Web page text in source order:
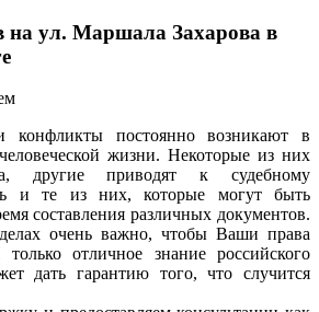
ул. Маршала Захарова в
постоянно возникают в
жизни. Некоторые из них
другие приводят к судебному
и те из них, которые могут быть
составления различных документов.
очень важно, чтобы Ваши права
отличное знание российского
дать гарантию того, что случится